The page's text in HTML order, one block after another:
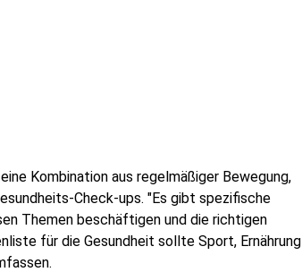
Kombination aus regelmäßiger Bewegung,
Check-ups. "Es gibt spezifische
Themen beschäftigen und die richtigen
für die Gesundheit sollte Sport, Ernährung